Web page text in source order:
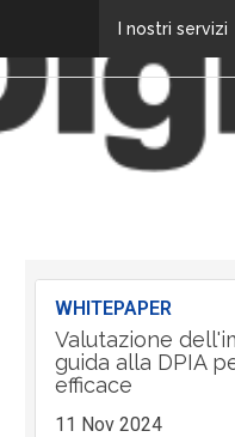
I nostri servizi
WHITEPAPER
Valutazione
guida alla DPIA
efficace
11 Nov 2024